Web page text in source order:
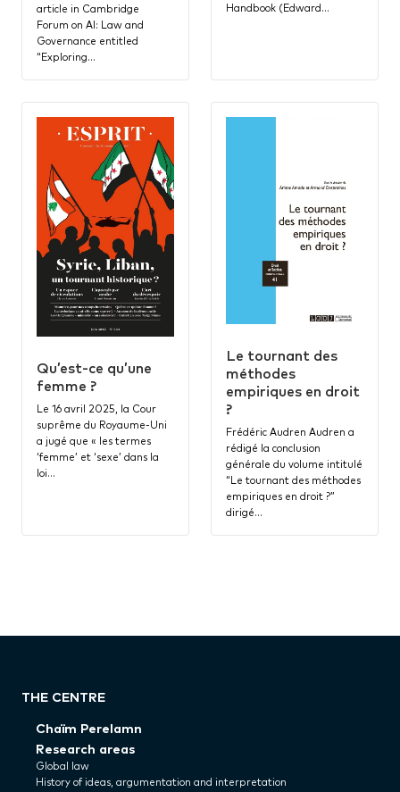
article in Cambridge
Forum on AI: Law and
Governance entitled
“Exploring…
Handbook (Edward…
Qu’est-ce qu’une
femme ?
Le 16 avril 2025, la Cour
suprême du Royaume-Uni
a jugé que « les termes
‘femme’ et ‘sexe’ dans la
loi…
Le tournant des
méthodes
empiriques en droit
?
Frédéric Audren Audren a
rédigé la conclusion
générale du volume intitulé
“Le tournant des méthodes
empiriques en droit ?”
dirigé…
THE CENTRE
Chaïm Perelamn
Research areas
Global law
History of ideas, argumentation and interpretation